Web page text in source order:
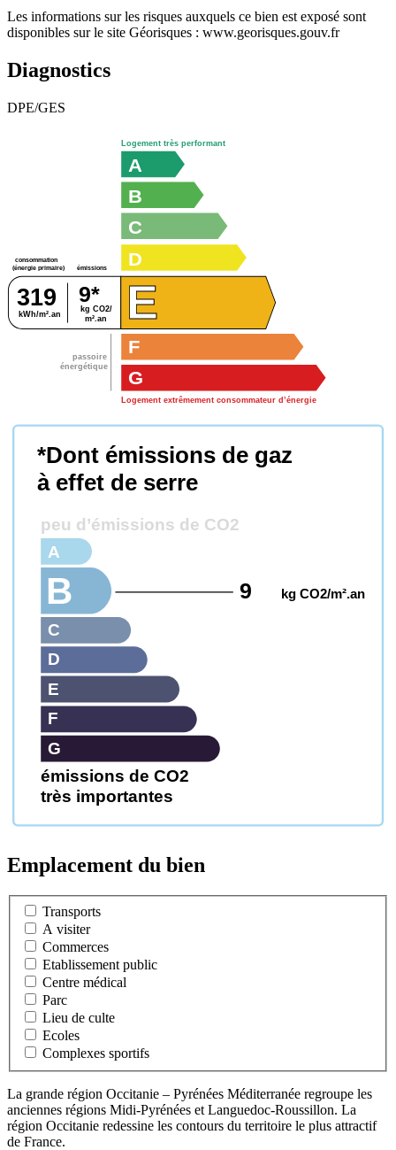
Les informations sur les risques auxquels ce bien est exposé sont
disponibles sur le site Géorisques : www.georisques.gouv.fr
Diagnostics
DPE/GES
passoire
énergétique
consommation
(énergie primaire)
émissions
kg CO2/
m².an
kWh/m².an
319 9*
G
Logement extrêmement consommateur d’énergie
F
E
D
C
B
A
Logement très performant
émissions de CO2
très importantes
*Dont émissions de gaz
à effet de serre
peu d’émissions de CO2
G
F
E
D
C
B 9 kg CO2/m².an
A
Emplacement du bien
Transports
A visiter
Commerces
Etablissement public
Centre médical
Parc
Lieu de culte
Ecoles
Complexes sportifs
La grande région Occitanie – Pyrénées Méditerranée regroupe les
anciennes régions Midi-Pyrénées et Languedoc-Roussillon. La
région Occitanie redessine les contours du territoire le plus attractif
de France.